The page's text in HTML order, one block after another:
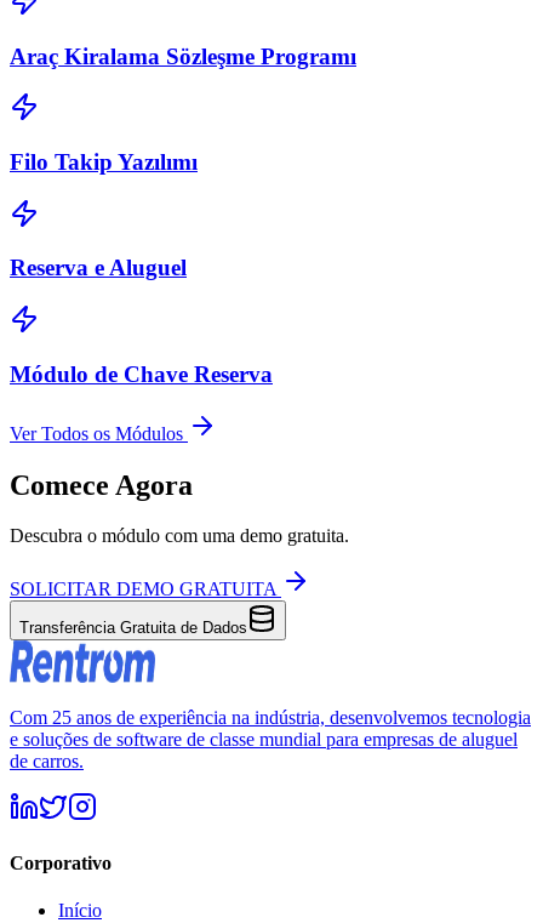
Araç Kiralama Sözleşme Programı
Filo Takip Yazılımı
Reserva e Aluguel
Módulo de Chave Reserva
Ver Todos os Módulos
Comece Agora
Descubra o módulo com uma demo gratuita.
SOLICITAR DEMO GRATUITA
Transferência Gratuita de Dados
Com 25 anos de experiência na indústria, desenvolvemos tecnologia
e soluções de software de classe mundial para empresas de aluguel
de carros.
Corporativo
Início